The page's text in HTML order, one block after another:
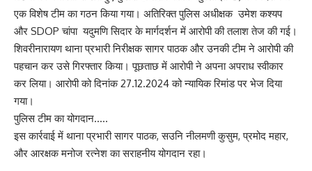
एक विशेष टीम का गठन किया गया। अतिरिक्त पुलिस अधीक्षक उमेश कश्यप
और SDOP चांपा यदुमणि सिदार के मार्गदर्शन में आरोपी की तलाश तेज की गई।
शिवरीनारायण थाना प्रभारी निरीक्षक सागर पाठक और उनकी टीम ने आरोपी की
पहचान कर उसे गिरफ्तार किया। पूछताछ में आरोपी ने अपना अपराध स्वीकार
कर लिया। आरोपी को दिनांक 27.12.2024 को न्यायिक रिमांड पर भेज दिया
गया।
पुलिस टीम का योगदान…..
इस कार्रवाई में थाना प्रभारी सागर पाठक, सउनि नीलमणी कुसुम, प्रमोद महार,
और आरक्षक मनोज रत्नेश का सराहनीय योगदान रहा।